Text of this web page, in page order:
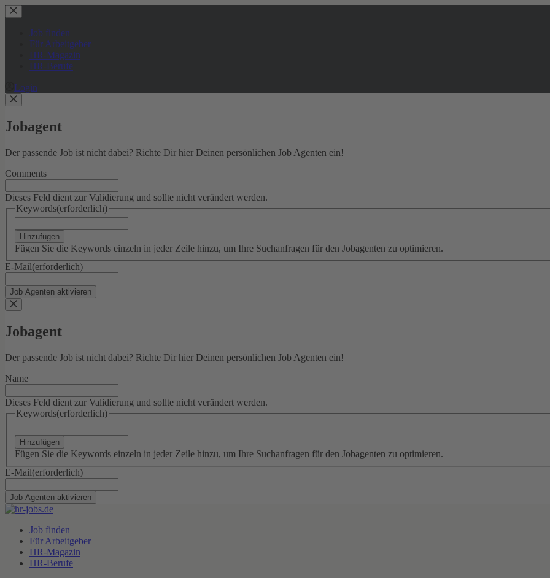
Zum
Inhalt
springenJob finden
Für Arbeitgeber
HR-Magazin
HR-Berufe
Login
Jobagent
Der passende Job ist nicht dabei? Richte Dir hier Deinen persönlichen Job Agenten ein!
Comments
Dieses Feld dient zur Validierung und sollte nicht verändert werden.
Keywords(erforderlich)
Hinzufügen
Fügen Sie die Keywords einzeln in jeder Zeile hinzu, um Ihre Suchanfragen für den Jobagenten zu optimieren.
E-Mail(erforderlich)
Jobagent
Der passende Job ist nicht dabei? Richte Dir hier Deinen persönlichen Job Agenten ein!
Name
Dieses Feld dient zur Validierung und sollte nicht verändert werden.
Keywords(erforderlich)
Hinzufügen
Fügen Sie die Keywords einzeln in jeder Zeile hinzu, um Ihre Suchanfragen für den Jobagenten zu optimieren.
E-Mail(erforderlich)
Job finden
Für Arbeitgeber
HR-Magazin
HR-Berufe